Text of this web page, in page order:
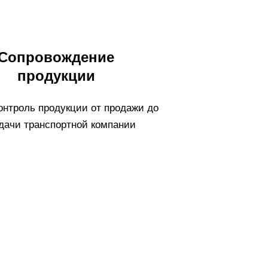
продукции
продукции от продажи до
транспортной компании